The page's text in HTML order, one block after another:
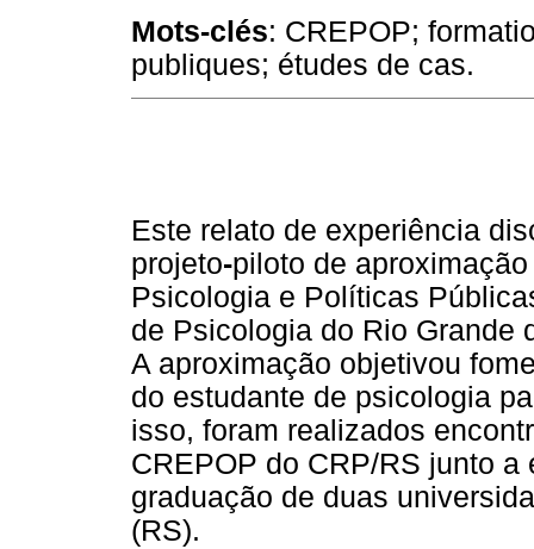
Mots-clés: CREPOP;
publiques; études de cas.
Este relato de experiência
projeto-piloto de
Psicologia e Políticas
de Psicologia do Rio Grande
A aproximação objetivou
do estudante de psicologia
isso, foram realizados
CREPOP do CRP/RS junto
graduação de duas
(RS).